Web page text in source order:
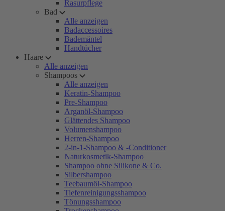
Rasurpflege
Bad
Alle anzeigen
Badaccessoires
Bademäntel
Handtücher
Haare
Alle anzeigen
Shampoos
Alle anzeigen
Keratin-Shampoo
Pre-Shampoo
Arganöl-Shampoo
Glättendes Shampoo
Volumenshampoo
Herren-Shampoo
2-in-1-Shampoo & -Conditioner
Naturkosmetik-Shampoo
Shampoo ohne Silikone & Co.
Silbershampoo
Teebaumöl-Shampoo
Tiefenreinigungsshampoo
Tönungsshampoo